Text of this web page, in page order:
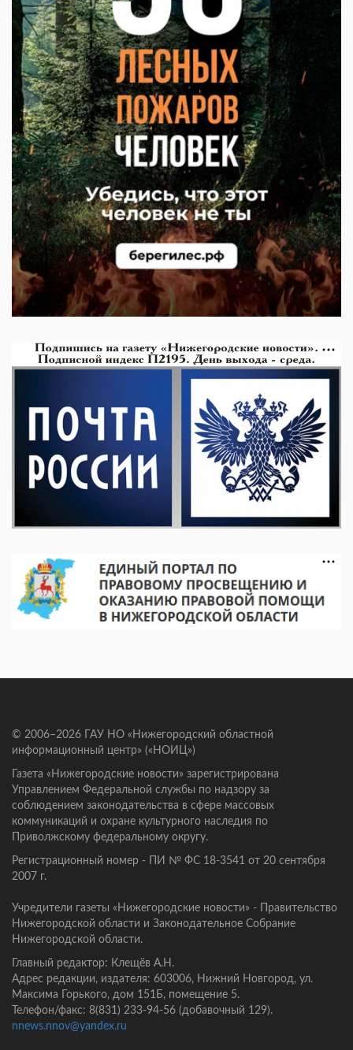
© 2006–2026 ГАУ НО «Нижегородский областной
информационный центр» («НОИЦ»)
Газета «Нижегородские новости» зарегистрирована
Управлением Федеральной службы по надзору за
соблюдением законодательства в сфере массовых
коммуникаций и охране культурного наследия по
Приволжскому федеральному округу.
Регистрационный номер - ПИ № ФС 18-3541 от 20 сентября
2007 г.
Учредители газеты «Нижегородские новости» - Правительство
Нижегородской области и Законодательное Собрание
Нижегородской области.
Главный редактор: Клещёв А.Н.
Адрес редакции, издателя: 603006, Нижний Новгород, ул.
Максима Горького, дом 151Б, помещение 5.
Телефон/факс: 8(831) 233-94-56 (добавочный 129).
nnews.nnov@yandex.ru